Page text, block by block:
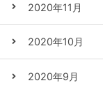
2020年11月
2020年10月
2020年9月